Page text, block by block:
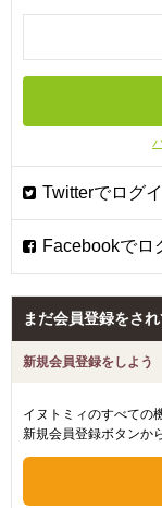
まだ会員登録をさ
新規会員登録をしよう
イヌトミィのすべての
新規会員登録ボタンか